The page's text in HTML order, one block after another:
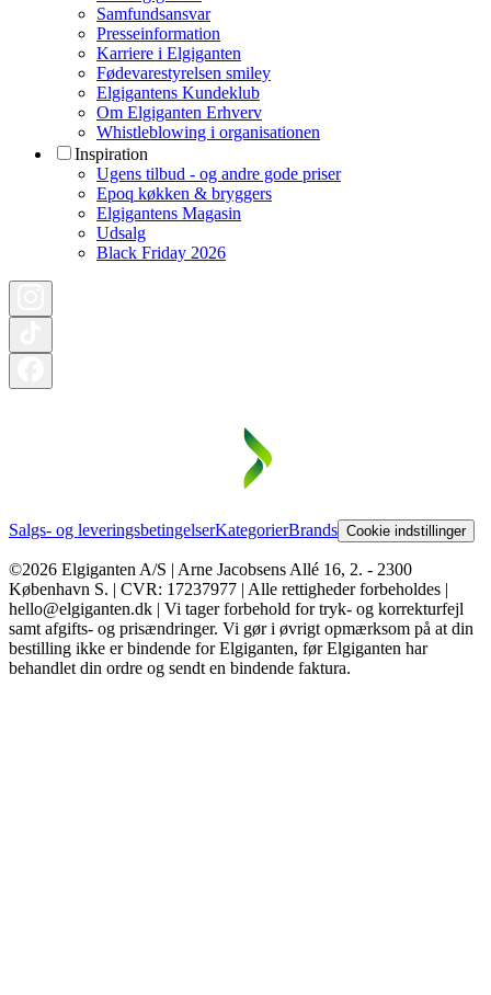
Samfundsansvar
Presseinformation
Karriere i Elgiganten
Fødevarestyrelsen smiley
Elgigantens Kundeklub
Om Elgiganten Erhverv
Whistleblowing i organisationen
Inspiration
Ugens tilbud - og andre gode priser
Epoq køkken & bryggers
Elgigantens Magasin
Udsalg
Black Friday 2026
Salgs- og leveringsbetingelserKategorierBrands Cookie indstillinger
©2026 Elgiganten A/S | Arne Jacobsens Allé 16, 2. - 2300
København S. | CVR: 17237977 | Alle rettigheder forbeholdes |
hello@elgiganten.dk | Vi tager forbehold for tryk- og korrekturfejl
samt afgifts- og prisændringer. Vi gør i øvrigt opmærksom på at din
bestilling ikke er bindende for Elgiganten, før Elgiganten har
behandlet din ordre og sendt en bindende faktura.